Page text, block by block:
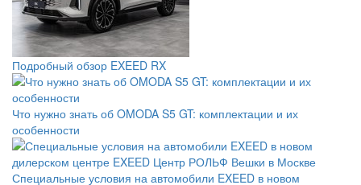
Подробный обзор EXEED RX
Что нужно знать об OMODA S5 GT: комплектации и их
особенности
Специальные условия на автомобили EXEED в новом